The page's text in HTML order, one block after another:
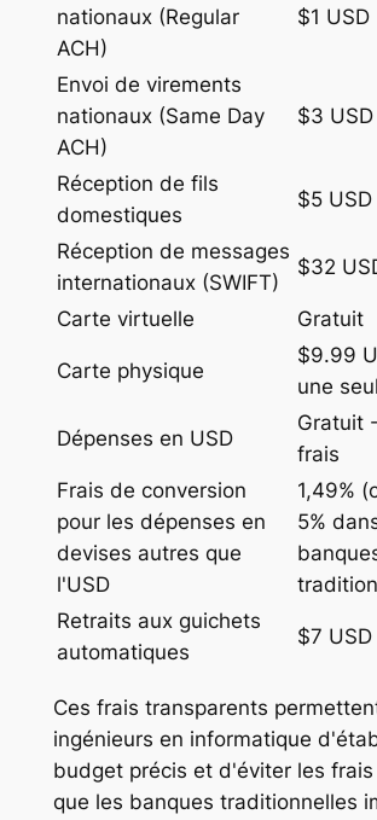
nationaux (Regular
ACH)
$1 USD
Envoi de virements
nationaux (Same Day
ACH)
$3 USD
Réception de fils
domestiques
$5 USD
Réception de messages
internationaux (SWIFT)
$32
Carte virtuelle Gratuit
Carte physique
$9.99
une
Dépenses en USD
Gratuit
frais
Frais de conversion
pour les dépenses en
devises autres que
l'USD
1,49%
5%
Retraits aux guichets
automatiques
$7
Ces frais transparents
ingénieurs en informatique
budget précis et d'éviter les frais
que les banques traditionnelles